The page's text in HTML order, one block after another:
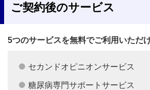
ご契約後のサービス
5つのサービスを無料でご利用いただけ
セカンドオピニオンサービス
糖尿病専門サポートサービス